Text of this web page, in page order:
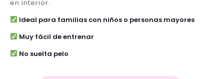
en interior.
Ideal para familias con niños o personas mayores
Muy fácil de entrenar
No suelta pelo